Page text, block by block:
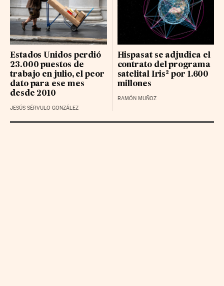
BBVA RG 24.6 (0.01%)
LOGISTA INTEGRAL BR 36.7 (0.34%)
NATURGY GRP BR 28.72 (-0.06%)
Estados Unidos perdió
23.000 puestos de
trabajo en julio, el peor
dato para ese mes
desde 2010
JESÚS SÉRVULO GONZÁLEZ
Hispasat se adjudica el
contrato del programa
satelital Iris² por 1.600
millones
RAMÓN MUÑOZ